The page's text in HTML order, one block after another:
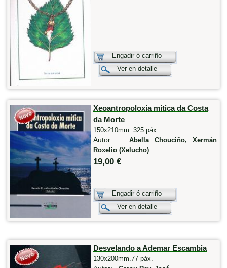
Engadir ó carriño
Ver en detalle
Xeoantropoloxía mítica da Costa
da Morte
150x210mm. 325 páx
Autor: Abella Chouciño, Xermán
Roxelio (Xelucho)
19,00 €
Engadir ó carriño
Ver en detalle
Desvelando a Ademar Escambia
130x200mm.77 páx.